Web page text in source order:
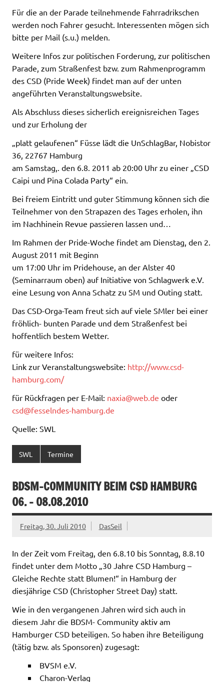
Für die an der Parade teilnehmende Fahrradrikschen
werden noch Fahrer gesucht. Interessenten mögen sich
bitte per Mail (s.u.) melden.
Weitere Infos zur politischen Forderung, zur politischen
Parade, zum Straßenfest bzw. zum Rahmenprogramm
des CSD (Pride Week) findet man auf der unten
angeführten Veranstaltungswebsite.
Als Abschluss dieses sicherlich ereignisreichen Tages
und zur Erholung der
„platt gelaufenen“ Füsse lädt die UnSchlagBar, Nobistor
36, 22767 Hamburg
am Samstag,. den 6.8. 2011 ab 20:00 Uhr zu einer „CSD
Caipi und Pina Colada Party“ ein.
Bei freiem Eintritt und guter Stimmung können sich die
Teilnehmer von den Strapazen des Tages erholen, ihn
im Nachhinein Revue passieren lassen und…
Im Rahmen der Pride-Woche findet am Dienstag, den 2.
August 2011 mit Beginn
um 17:00 Uhr im Pridehouse, an der Alster 40
(Seminarraum oben) auf Initiative von Schlagwerk e.V.
eine Lesung von Anna Schatz zu SM und Outing statt.
Das CSD-Orga-Team freut sich auf viele SMler bei einer
fröhlich- bunten Parade und dem Straßenfest bei
hoffentlich bestem Wetter.
für weitere Infos:
Link zur Veranstaltungswebsite: http://www.csd-
hamburg.com/
für Rückfragen per E-Mail: naxia@web.de oder
csd@fesselndes-hamburg.de
Quelle: SWL
SWL Termine
BDSM-COMMUNITY BEIM CSD HAMBURG
06. – 08.08.2010
Freitag, 30. Juli 2010 DasSeil
In der Zeit vom Freitag, den 6.8.10 bis Sonntag, 8.8.10
findet unter dem Motto „30 Jahre CSD Hamburg –
Gleiche Rechte statt Blumen!“ in Hamburg der
diesjährige CSD (Christopher Street Day) statt.
Wie in den vergangenen Jahren wird sich auch in
diesem Jahr die BDSM- Community aktiv am
Hamburger CSD beteiligen. So haben ihre Beteiligung
(tätig bzw. als Sponsoren) zugesagt:
BVSM e.V.
Charon-Verlag